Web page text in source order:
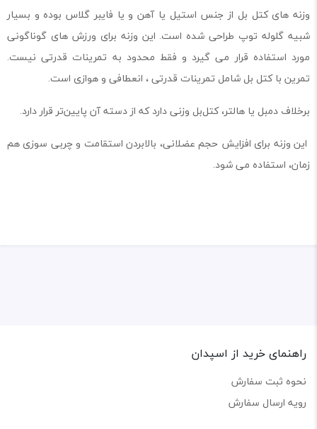
وزنه های کتل بل از جنس استیل یا آهن و یا فایبر گلاس بوده و بسیار
شبیه گلوله توپ طراحی شده است. این وزنه برای ورزش های گوناگونی
مورد استفاده قرار می گیرد و فقط محدود به تمرینات قدرتی نیست.
تمرین با کتل بل شامل تمرینات قدرتی ، انعطافی و هوازی است.
برخلاف دمبل یا هالتر، کتل‌بل وزنی دارد که از دسته آن پایین‌تر قرار دارد.
این وزنه برای افزایش حجم عضلانی، بالابردن استقامت و چربی سوزی هم
زمان، استفاده می شود.
راهنمای خرید از اسپدان
نحوه ثبت سفارش
رویه ارسال سفارش